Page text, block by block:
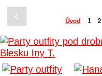
Úvod 1 2